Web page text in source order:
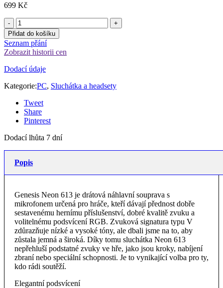
699 Kč
Přidat do košíku
Seznam přání
Zobrazit historii cen
Dodací údaje
Kategorie:PC, Sluchátka a headsety
Tweet
Share
Pinterest
Dodací lhůta 7 dní
Popis
Genesis Neon 613 je drátová náhlavní souprava s
mikrofonem určená pro hráče, kteří dávají přednost dobře
sestavenému hernímu příslušenství, dobré kvalitě zvuku a
volitelnému podsvícení RGB. Zvuková signatura typu V
zdůrazňuje nízké a vysoké tóny, ale dbali jsme na to, aby
zůstala jemná a široká. Díky tomu sluchátka Neon 613
nepřehluší podstatné zvuky ve hře, jako jsou kroky, nabíjení
zbraní nebo speciální schopnosti. Je to vynikající volba pro ty,
kdo rádi soutěží.
Elegantní podsvícení